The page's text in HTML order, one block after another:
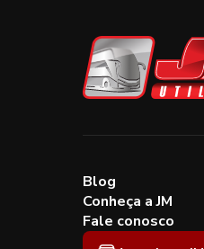
Blog
Conheça a JM
Fale conosco